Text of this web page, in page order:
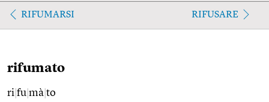
RIFUMARSI RIFUSARE
rifumato
ri fu mà to